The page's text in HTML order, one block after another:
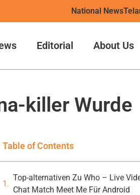
National News
Editorial About Us
killer Wurde
Table of Contents
Top-alternativen Zu Who – Live
Chat Match Meet Me Für Android